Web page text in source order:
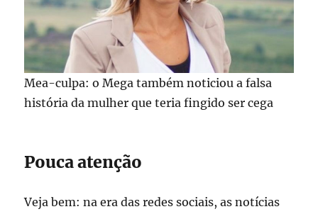
Mea-culpa: o Mega também noticiou a falsa
história da mulher que teria fingido ser cega
Pouca atenção
Veja bem: na era das redes sociais, as notícias